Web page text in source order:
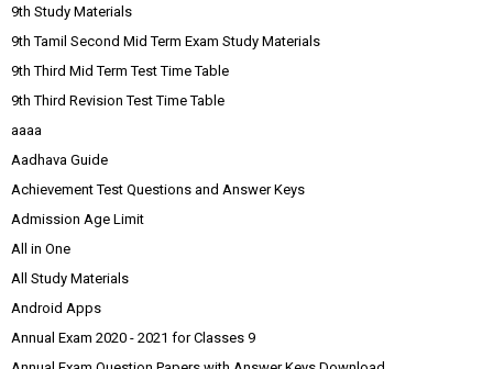
9th Study Materials
9th Tamil Second Mid Term Exam Study Materials
9th Third Mid Term Test Time Table
9th Third Revision Test Time Table
aaaa
Aadhava Guide
Achievement Test Questions and Answer Keys
Admission Age Limit
All in One
All Study Materials
Android Apps
Annual Exam 2020 - 2021 for Classes 9